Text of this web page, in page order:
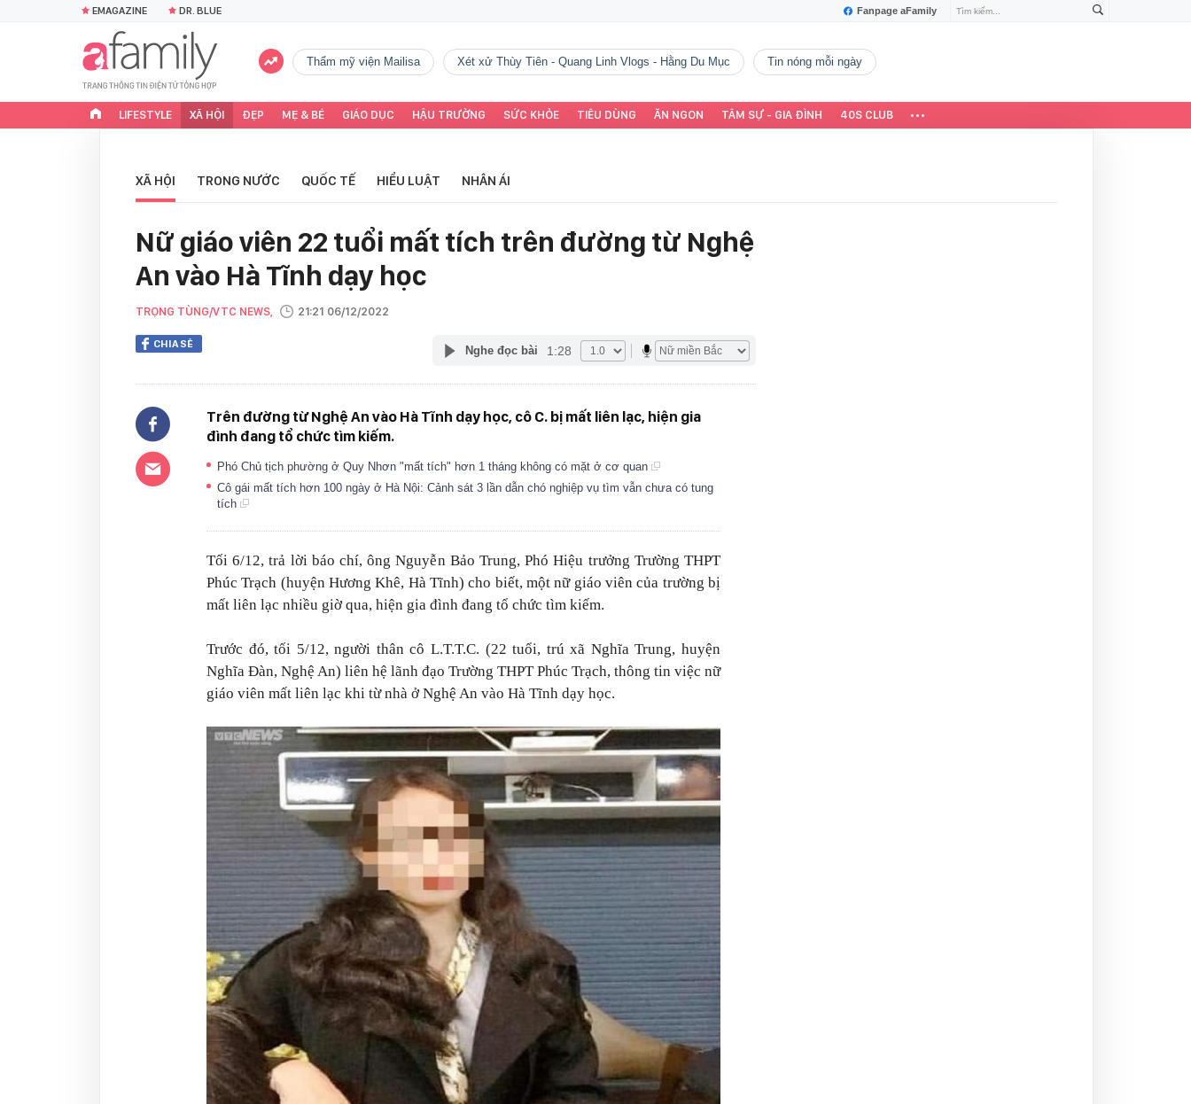
Fanpage aFamily
EMAGAZINE DR. BLUE
Thẩm mỹ viện Mailisa Xét xử Thùy Tiên - Quang Linh Vlogs - Hằng Du Mục tin nóng mỗi ngày
LIFESTYLE XÃ HỘI ĐẸP MẸ & BÉ GIÁO DỤC HẬU TRƯỜNG SỨC KHỎE TIÊU DÙNG ĂN NGON TÂM SỰ - GIA ĐÌNH 40S CLUB
XÃ HỘI TRONG NƯỚC QUỐC TẾ HIỂU LUẬT NHÂN ÁI
Nữ giáo viên 22 tuổi mất tích trên đường từ Nghệ
An vào Hà Tĩnh dạy học
TRỌNG TÙNG/VTC NEWS, 21:21 06/12/2022
CHIA SẺ Nghe đọc bài 1:28
Trên đường từ Nghệ An vào Hà Tĩnh dạy học, cô C. bị mất liên lạc, hiện gia
đình đang tổ chức tìm kiếm.
Phó Chủ tịch phường ở Quy Nhơn "mất tích" hơn 1 tháng không có mặt ở cơ quan
Cô gái mất tích hơn 100 ngày ở Hà Nội: Cảnh sát 3 lần dẫn chó nghiệp vụ tìm vẫn chưa có tung
tích
Tối 6/12, trả lời báo chí, ông Nguyễn Bảo Trung, Phó Hiệu trưởng Trường THPT
Phúc Trạch (huyện Hương Khê, Hà Tĩnh) cho biết, một nữ giáo viên của trường bị
mất liên lạc nhiều giờ qua, hiện gia đình đang tổ chức tìm kiếm.
Trước đó, tối 5/12, người thân cô L.T.T.C. (22 tuổi, trú xã Nghĩa Trung, huyện
Nghĩa Đàn, Nghệ An) liên hệ lãnh đạo Trường THPT Phúc Trạch, thông tin việc nữ
giáo viên mất liên lạc khi từ nhà ở Nghệ An vào Hà Tĩnh dạy học.